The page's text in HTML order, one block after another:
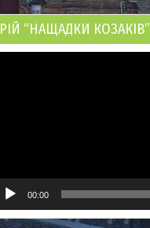
РІЙ “НАЩАДКИ КОЗАКІВ”
00:00